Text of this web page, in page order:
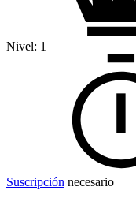
Nivel: 1
Suscripción necesario